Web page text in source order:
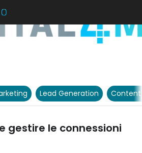
Lead Generation
gestire le connessioni